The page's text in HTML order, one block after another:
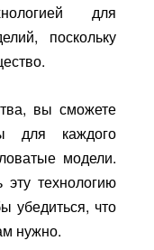
для
поскольку
вы сможете
для каждого
модели.
технологию
убедиться, что
нужно.